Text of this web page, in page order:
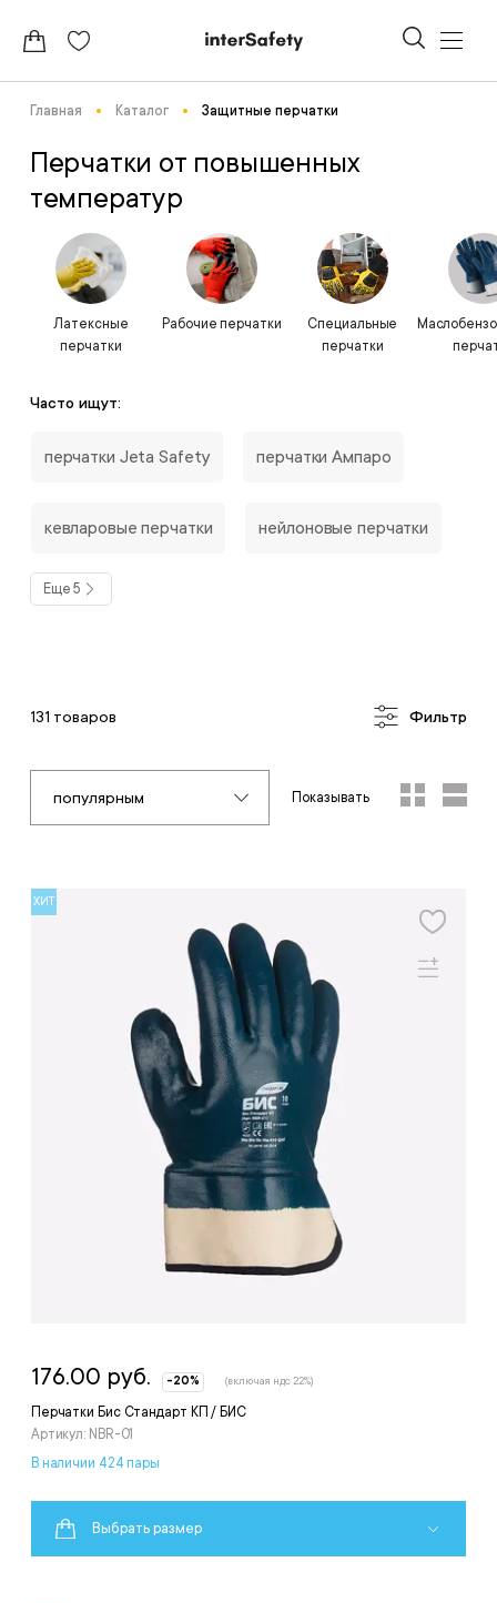
Главная Каталог Защитные перчатки
Перчатки от повышенных
температур
Латексные
перчатки
Рабочие перчатки
Специальные
перчатки
Часто ищут:
перчатки Jeta Safety перчатки Ампаро
кевларовые перчатки нейлоновые перчатки
Еще 5
131 товаров Фильтр
популярным Показывать
ХИТ
Перчатки Бис Стандарт КП / БИС
Артикул: NBR-01
176.00 руб. -20% (включая ндс 22%)
В наличии 424 пары
Выбрать размер